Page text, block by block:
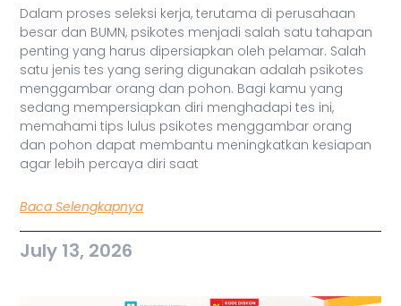
Dalam proses seleksi kerja, terutama di perusahaan
besar dan BUMN, psikotes menjadi salah satu tahapan
penting yang harus dipersiapkan oleh pelamar. Salah
satu jenis tes yang sering digunakan adalah psikotes
menggambar orang dan pohon. Bagi kamu yang
sedang mempersiapkan diri menghadapi tes ini,
memahami tips lulus psikotes menggambar orang
dan pohon dapat membantu meningkatkan kesiapan
agar lebih percaya diri saat
Baca Selengkapnya
July 13, 2026